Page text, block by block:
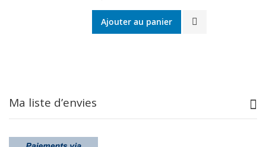
Ajouter au panier
Ma liste d’envies